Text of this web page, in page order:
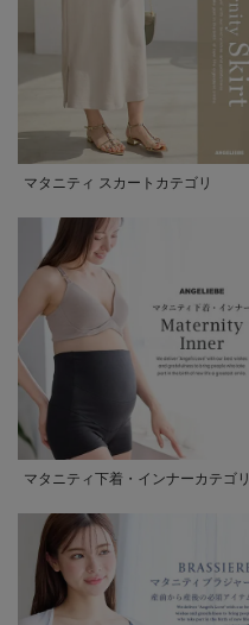
マタニティ スカートカテゴリ
マタニティ下着・インナーカテゴリ